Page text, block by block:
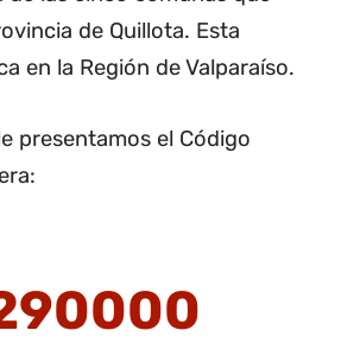
de Quillota. Esta
en la Región de Valparaíso.
presentamos el Código